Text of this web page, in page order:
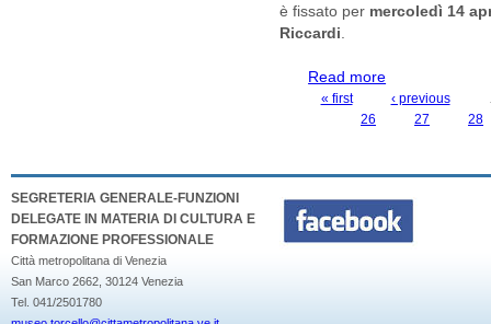
è fissato per mercoledì 14
Riccardi
Read more
LAGUNARE,
RICCARDI
« first ‹ previous
26
27 28
SEGRETERIA GENERALE-FUNZIONI
DELEGATE IN MATERIA DI CULTURA E
FORMAZIONE PROFESSIONALE
Città metropolitana di Venezia
San Marco 2662, 30124 Venezia
Tel. 041/2501780